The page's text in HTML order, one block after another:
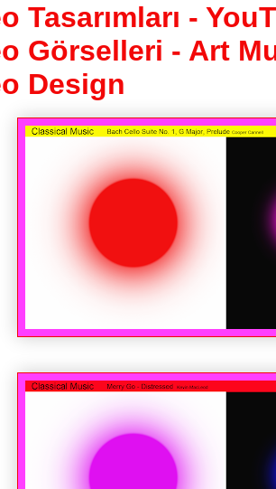
Tasarımları -
Görselleri - Art
Design